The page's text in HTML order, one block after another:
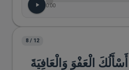
0:00
8/ 12
الْعَفْوَ وَالْعَافِيَةَ